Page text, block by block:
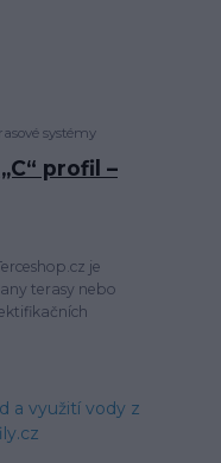
systémy
profil –
je
terasy nebo